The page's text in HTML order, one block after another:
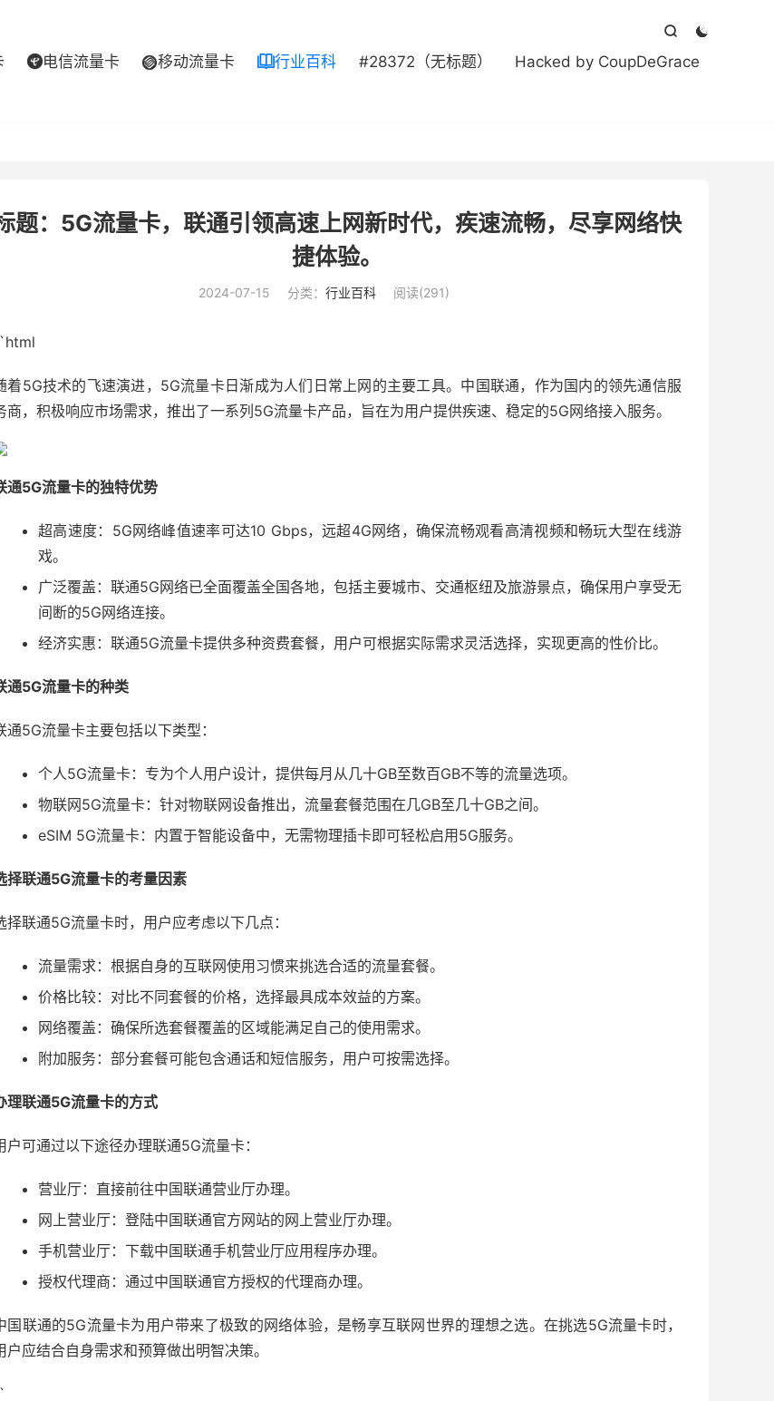


电信流量卡 移动流量卡 行业百科 #28372（无标题）
Hacked by CoupDeGrace
题：5G流量卡，联通引领高速上网新时代，疾速流畅，尽享网络快
捷体验。
2024-07-15 分类： 行业百科 阅读(291)
着5G技术的飞速演进，5G流量卡日渐成为人们日常上网的主要工具。中国联通，作为国内的领先通信服
商，积极响应市场需求，推出了一系列5G流量卡产品，旨在为用户提供疾速、稳定的5G网络接入服务。
通5G流量卡的独特优势
超高速度：5G网络峰值速率可达10 Gbps，远超4G网络，确保流畅观看高清视频和畅玩大型在线游
戏。
广泛覆盖：联通5G网络已全面覆盖全国各地，包括主要城市、交通枢纽及旅游景点，确保用户享受无
间断的5G网络连接。
经济实惠：联通5G流量卡提供多种资费套餐，用户可根据实际需求灵活选择，实现更高的性价比。
通5G流量卡的种类
通5G流量卡主要包括以下类型：
个人5G流量卡：专为个人用户设计，提供每月从几十GB至数百GB不等的流量选项。
物联网5G流量卡：针对物联网设备推出，流量套餐范围在几GB至几十GB之间。
eSIM 5G流量卡：内置于智能设备中，无需物理插卡即可轻松启用5G服务。
择联通5G流量卡的考量因素
择联通5G流量卡时，用户应考虑以下几点：
流量需求：根据自身的互联网使用习惯来挑选合适的流量套餐。
价格比较：对比不同套餐的价格，选择最具成本效益的方案。
网络覆盖：确保所选套餐覆盖的区域能满足自己的使用需求。
附加服务：部分套餐可能包含通话和短信服务，用户可按需选择。
理联通5G流量卡的方式
户可通过以下途径办理联通5G流量卡：
营业厅：直接前往中国联通营业厅办理。
网上营业厅：登陆中国联通官方网站的网上营业厅办理。
手机营业厅：下载中国联通手机营业厅应用程序办理。
授权代理商：通过中国联通官方授权的代理商办理。
国联通的5G流量卡为用户带来了极致的网络体验，是畅享互联网世界的理想之选。在挑选5G流量卡时，
户应结合自身需求和预算做出明智决策。